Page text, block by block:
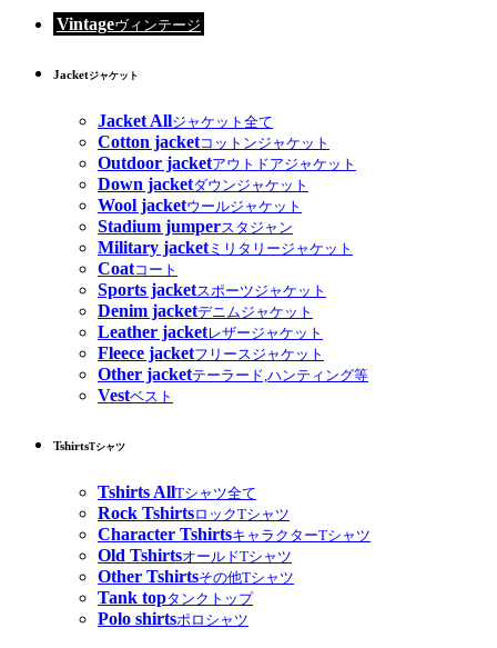
Vintageヴィンテージ
Jacketジャケット
Jacket Allジャケット全て
Cotton jacketコットンジャケット
Outdoor jacketアウトドアジャケット
Down jacketダウンジャケット
Wool jacketウールジャケット
Stadium jumperスタジャン
Military jacketミリタリージャケット
Coatコート
Sports jacketスポーツジャケット
Denim jacketデニムジャケット
Leather jacketレザージャケット
Fleece jacketフリースジャケット
Other jacketテーラード,ハンティング等
Vestベスト
TshirtsTシャツ
Tshirts AllTシャツ全て
Rock TshirtsロックTシャツ
Character TshirtsキャラクターTシャツ
Old TshirtsオールドTシャツ
Other Tshirtsその他Tシャツ
Tank topタンクトップ
Polo shirtsポロシャツ